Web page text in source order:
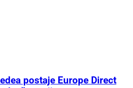
postaje Europe Direct